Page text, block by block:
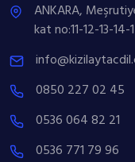
ANKARA,
kat no:11-12-13-
0850 227 02 45
0536 064 82 21
0536 771 79 96